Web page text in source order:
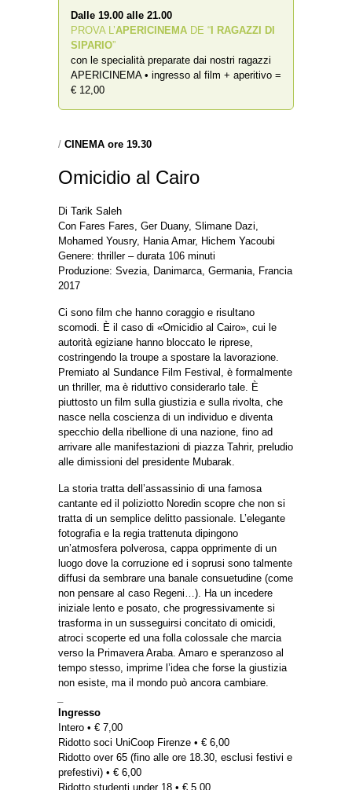
Dalle 19.00 alle 21.00
PROVA L’APERICINEMA DE “ I RAGAZZI DI
SIPARIO”
con le specialità preparate dai nostri ragazzi
APERICINEMA • ingresso al film + aperitivo =
€ 12,00
/ CINEMA ore 19.30
Omicidio al Cairo
Di Tarik Saleh
Con Fares Fares, Ger Duany, Slimane Dazi,
Mohamed Yousry, Hania Amar, Hichem Yacoubi
Genere: thriller – durata 106 minuti
Produzione: Svezia, Danimarca, Germania, Francia
2017
Ci sono film che hanno coraggio e risultano
scomodi. È il caso di «Omicidio al Cairo», cui le
autorità egiziane hanno bloccato le riprese,
costringendo la troupe a spostare la lavorazione.
Premiato al Sundance Film Festival, è formalmente
un thriller, ma è riduttivo considerarlo tale. È
piuttosto un film sulla giustizia e sulla rivolta, che
nasce nella coscienza di un individuo e diventa
specchio della ribellione di una nazione, fino ad
arrivare alle manifestazioni di piazza Tahrir, preludio
alle dimissioni del presidente Mubarak.
La storia tratta dell’assassinio di una famosa
cantante ed il poliziotto Noredin scopre che non si
tratta di un semplice delitto passionale. L’elegante
fotografia e la regia trattenuta dipingono
un’atmosfera polverosa, cappa opprimente di un
luogo dove la corruzione ed i soprusi sono talmente
diffusi da sembrare una banale consuetudine (come
non pensare al caso Regeni…). Ha un incedere
iniziale lento e posato, che progressivamente si
trasforma in un susseguirsi concitato di omicidi,
atroci scoperte ed una folla colossale che marcia
verso la Primavera Araba. Amaro e speranzoso al
tempo stesso, imprime l’idea che forse la giustizia
non esiste, ma il mondo può ancora cambiare.
Ingresso
Intero • € 7,00
Ridotto soci UniCoop Firenze • € 6,00
Ridotto over 65 (fino alle ore 18.30, esclusi festivi e
prefestivi) • € 6,00
Ridotto studenti under 18 • € 5,00